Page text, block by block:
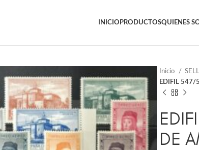
INICIO PRODUCTOSQUIENES
Inicio
EDIFIL 547/
DE